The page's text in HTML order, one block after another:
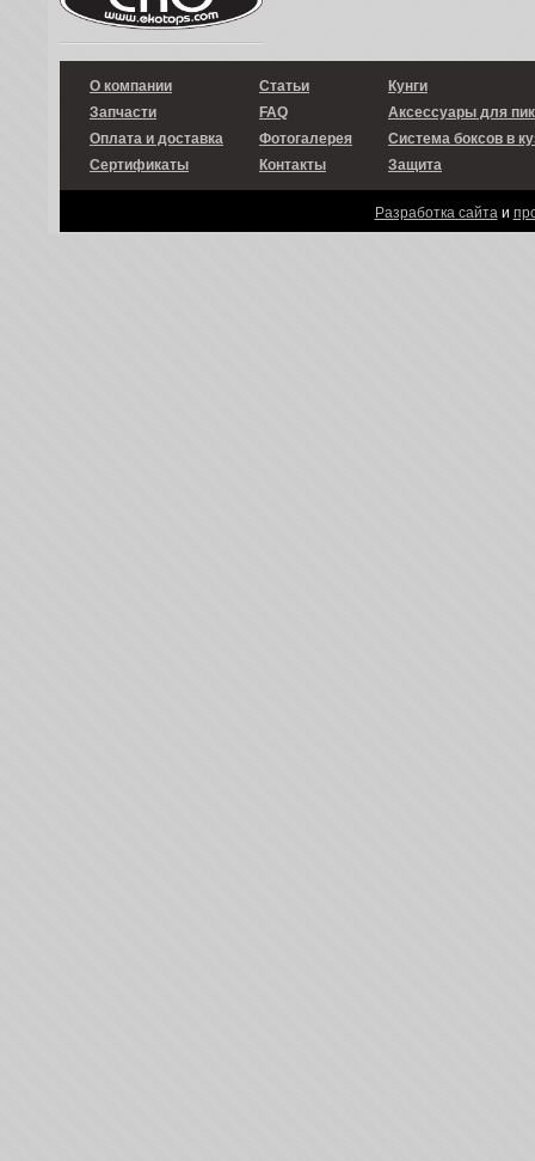
О компании
Запчасти
Оплата и доставка
Сертификаты
Статьи
FAQ
Фотогалерея
Контакты
Кунги
Аксессуары для
Система боксов в
Защита
Разработка сайтаи